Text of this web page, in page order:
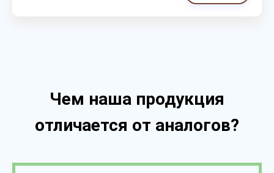
Чем наша продукция
отличается от аналогов?